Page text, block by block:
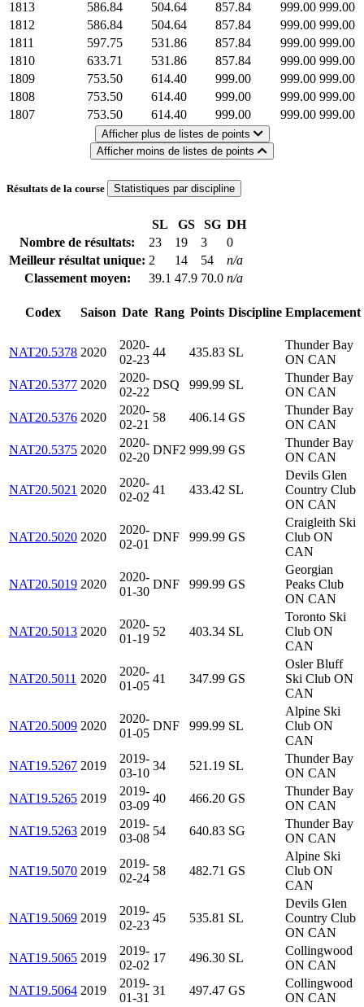
1813 586.84 504.64 857.84 999.00 999.00
1812
586.84 504.64 857.84 999.00 999.00
1811
597.75 531.86 857.84 999.00 999.00
1810
633.71 531.86 857.84 999.00 999.00
1809
753.50 614.40 999.00 999.00 999.00
1808
753.50 614.40 999.00 999.00 999.00
1807
753.50 614.40 999.00 999.00 999.00
Afficher plus de listes de points
Afficher moins de listes de points
Résultats de la course Statistiques par discipline
SL GS SG DH
Nombre de résultats:
23 19 3
0
Meilleur résultat unique: 2 14 54
n/a
Classement moyen:
39.1 47.9 70.0 n/a
Codex Saison Date Rang Points Discipline Emplacement
NAT20.5378 2020
2020-
02-23
44 435.83 SL
Thunder Bay
ON CAN
NAT20.5377 2020
2020-
02-22
DSQ 999.99 SL
Thunder Bay
ON CAN
NAT20.5376 2020
2020-
02-21
58 406.14 GS
Thunder Bay
ON CAN
NAT20.5375 2020
2020-
02-20
DNF2 999.99 GS
Thunder Bay
ON CAN
NAT20.5021 2020
2020-
02-02
41 433.42 SL
Devils Glen
Country Club
ON CAN
NAT20.5020 2020
2020-
02-01
DNF 999.99 GS
Craigleith Ski
Club ON
CAN
NAT20.5019 2020
2020-
01-30
DNF 999.99 GS
Georgian
Peaks Club
ON CAN
NAT20.5013 2020
2020-
01-19
52 403.34 SL
Toronto Ski
Club ON
CAN
NAT20.5011 2020
2020-
01-05
41 347.99 GS
Osler Bluff
Ski Club ON
CAN
NAT20.5009 2020
2020-
01-05
DNF 999.99 SL
Alpine Ski
Club ON
CAN
NAT19.5267 2019
2019-
03-10
34 521.19 SL
Thunder Bay
ON CAN
NAT19.5265 2019
2019-
03-09
40 466.20 GS
Thunder Bay
ON CAN
NAT19.5263 2019
2019-
03-08
54 640.83 SG
Thunder Bay
ON CAN
NAT19.5070 2019
2019-
02-24
58 482.71 GS
Alpine Ski
Club ON
CAN
NAT19.5069 2019
2019-
02-23
45 535.81 SL
Devils Glen
Country Club
ON CAN
NAT19.5065 2019
2019-
02-02
17 496.30 SL
Collingwood
ON CAN
NAT19.5064 2019
2019-
01-31
31 497.47 GS
Collingwood
ON CAN